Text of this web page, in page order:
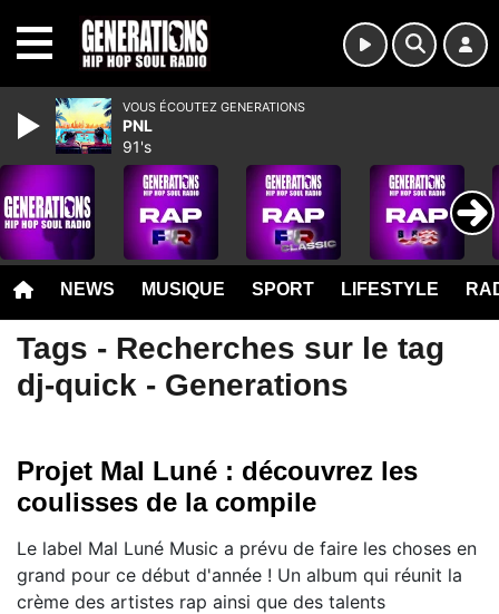
NEWS MUSIQUE SPORT LIFESTYLE
Tags - Recherches sur le tag
dj-quick - Generations
Projet Mal Luné : découvrez les
coulisses de la compile
Le label Mal Luné Music a prévu de faire les choses en
grand pour ce début d'année ! Un album qui réunit la
crème des artistes rap ainsi que des talents
VOUS ÉCOUTEZ GENERATIONS
PNL
91's